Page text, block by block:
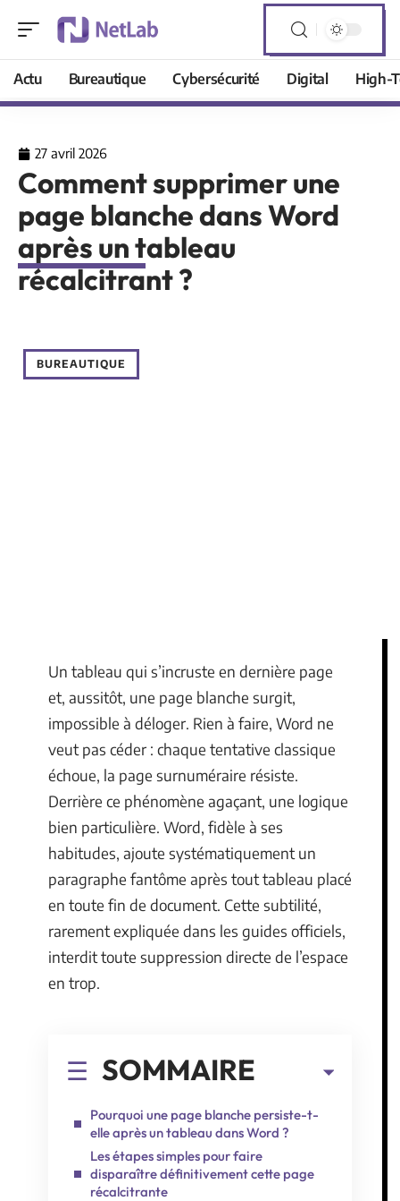
Actu Bureautique Cybersécurité Digital High-
27 avril 2026
Comment supprimer une
page blanche dans Word
après un tableau
récalcitrant ?
BUREAUTIQUE
Un tableau qui s’incruste en dernière page
et, aussitôt, une page blanche surgit,
impossible à déloger. Rien à faire, Word ne
veut pas céder : chaque tentative classique
échoue, la page surnuméraire résiste.
Derrière ce phénomène agaçant, une logique
bien particulière. Word, fidèle à ses
habitudes, ajoute systématiquement un
paragraphe fantôme après tout tableau placé
en toute fin de document. Cette subtilité,
rarement expliquée dans les guides officiels,
interdit toute suppression directe de l’espace
en trop.
SOMMAIRE
Pourquoi une page blanche persiste-t-
elle après un tableau dans Word ?
Les étapes simples pour faire
disparaître définitivement cette page
récalcitrante